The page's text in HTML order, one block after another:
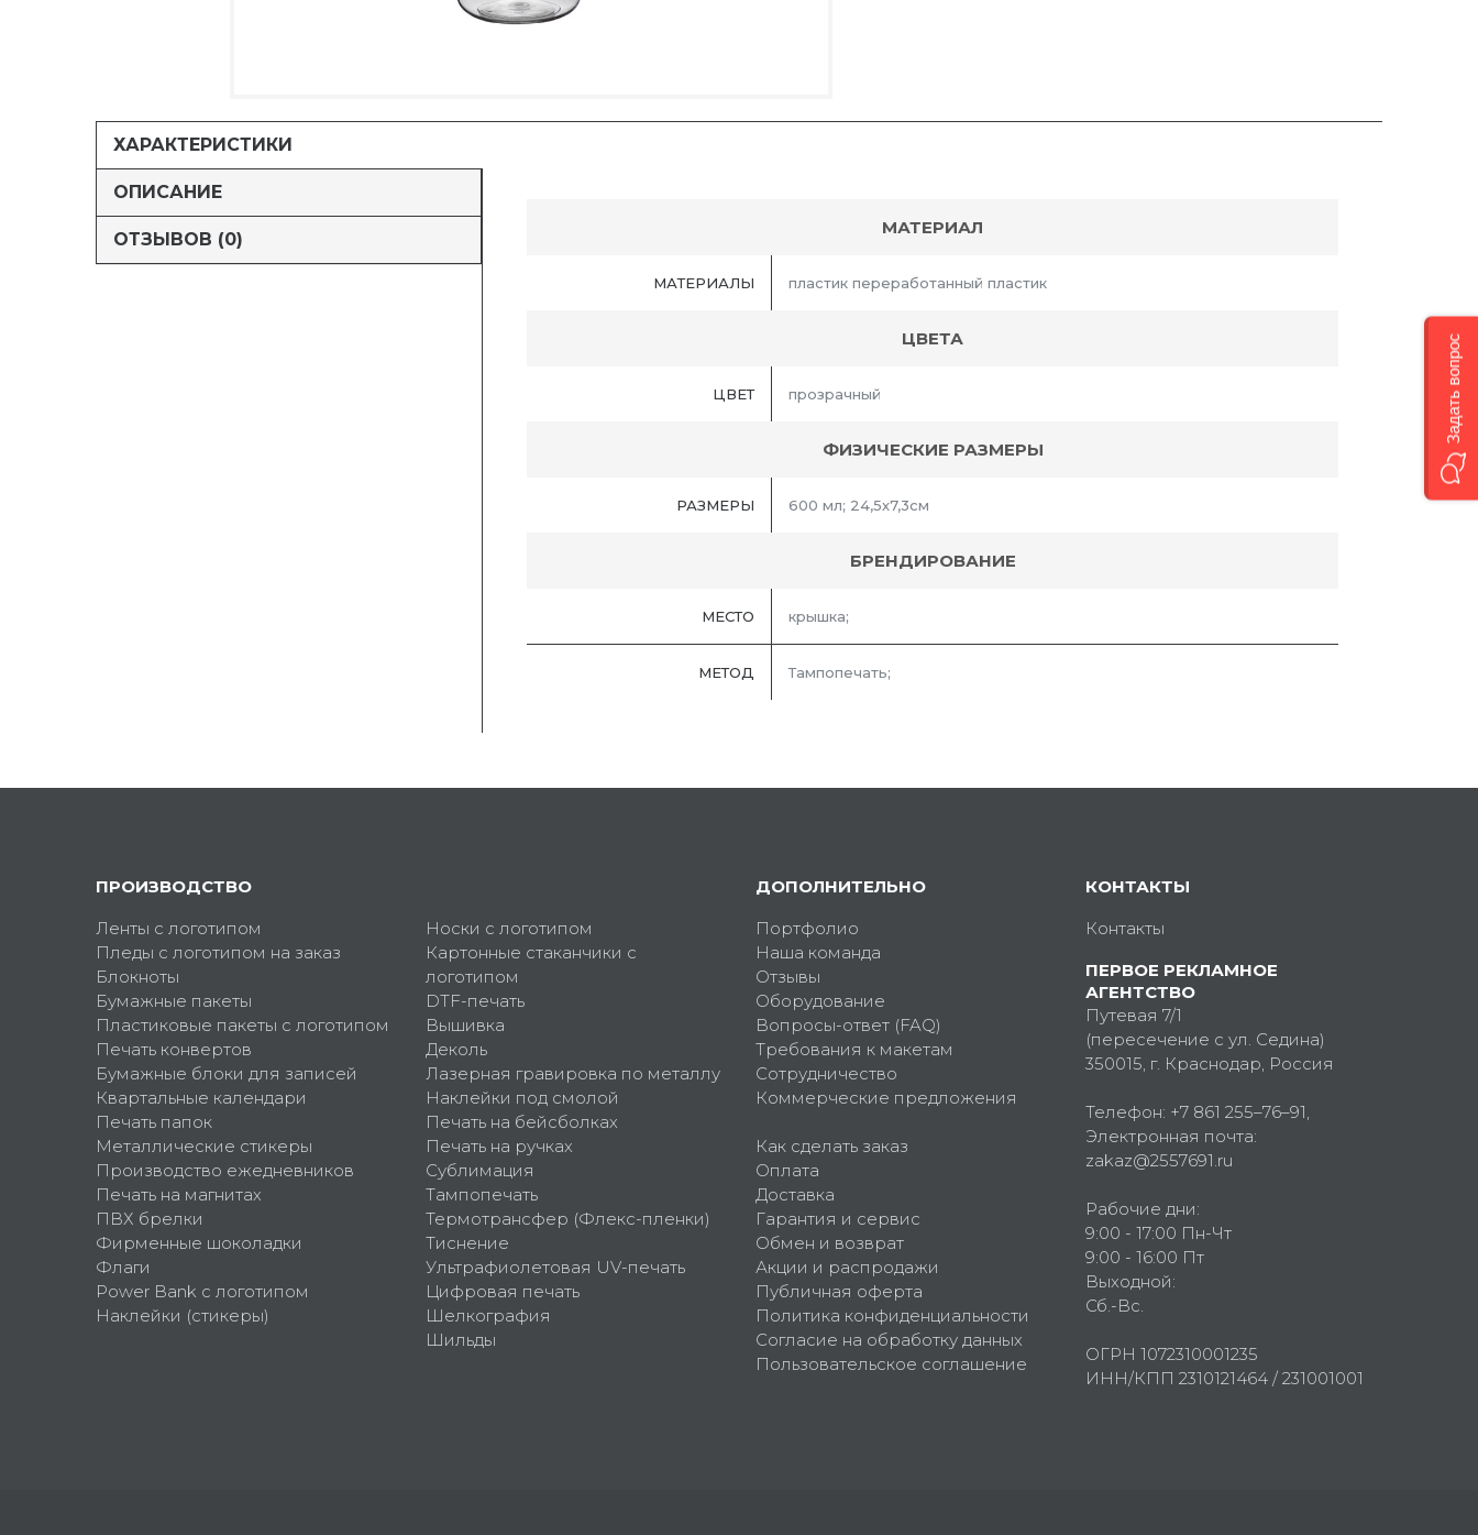
ХАРАКТЕРИСТИКИ
ОПИСАНИЕ
ОТЗЫВОВ (0)
МАТЕРИАЛ
МАТЕРИАЛЫ пластик переработанный пластик
ЦВЕТА
ЦВЕТ прозрачный
ФИЗИЧЕСКИЕ РАЗМЕРЫ
РАЗМЕРЫ 600 мл; 24,5х7,3см
БРЕНДИРОВАНИЕ
МЕСТО крышка;
МЕТОД Тампопечать;
ПРОИЗВОДСТВО
Ленты с логотипом
Пледы с логотипом на заказ
Блокноты
Бумажные пакеты
Пластиковые пакеты с логотипом
Печать конвертов
Бумажные блоки для записей
Квартальные календари
Печать папок
Металлические стикеры
Производство ежедневников
Печать на магнитах
ПВХ брелки
Фирменные шоколадки
Флаги
Power Bank с логотипом
Наклейки (стикеры)
Носки с логотипом
Картонные стаканчики с
логотипом
DTF-печать
Вышивка
Деколь
Лазерная гравировка по металлу
Наклейки под смолой
Печать на бейсболках
Печать на ручках
Сублимация
Тампопечать
Термотрансфер (Флекс-пленки)
Тиснение
Ультрафиолетовая UV-печать
Цифровая печать
Шелкография
Шильды
ДОПОЛНИТЕЛЬНО
Портфолио
Наша команда
Отзывы
Оборудование
Вопросы-ответ (FAQ)
Требования к макетам
Сотрудничество
Коммерческие предложения
Как сделать заказ
Оплата
Доставка
Гарантия и сервис
Обмен и возврат
Акции и распродажи
Публичная оферта
Политика конфиденциальности
Согласие на обработку данных
Пользовательское соглашение
КОНТАКТЫ
Контакты
ПЕРВОЕ РЕКЛАМНОЕ
АГЕНТСТВО
Путевая 7/1
(пересечение с ул. Седина)
350015 , г. Краснодар, Россия
Телефон: +7 861 255–76–91
Электронная почта:
zakaz@2557691.ru
Рабочие дни:
9:00 - 17:00 Пн-Чт
9:00 - 16:00 Пт
Выходной:
Сб.-Вс.
ОГРН 1072310001235
ИНН/КПП 2310121464 / 231001001
Задать вопрос